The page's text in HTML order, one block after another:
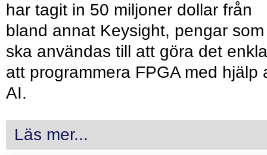
har tagit in 50 miljoner dollar från
bland annat Keysight, pengar som
ska användas till att göra det
att programmera FPGA med hjälp
AI.
Läs mer...